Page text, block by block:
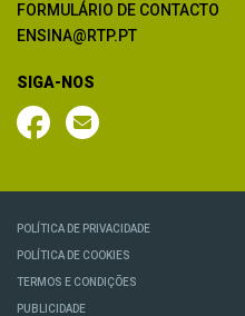
FORMULÁRIO DE CONTACTO
ENSINA@RTP.PT
SIGA-NOS
POLÍTICA DE PRIVACIDADE
POLÍTICA DE COOKIES
TERMOS E CONDIÇÕES
PUBLICIDADE